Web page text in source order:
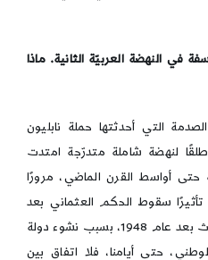
في النهضة العربيّة الثانية. ماذا
التي أحدثتها حملة نابليون
كانت منطلقًا لنهضة شاملة متدرّجة امتدت
حتى أواسط القرن الماضي، مرورًا
تأثيرًا سقوط الحكم العثماني بعد
الحرب العالميّة الأولى. أما ما حدث بعد عام 1948، بسبب نشوء دولة
حتى أيامنا، فلا اتفاق بين